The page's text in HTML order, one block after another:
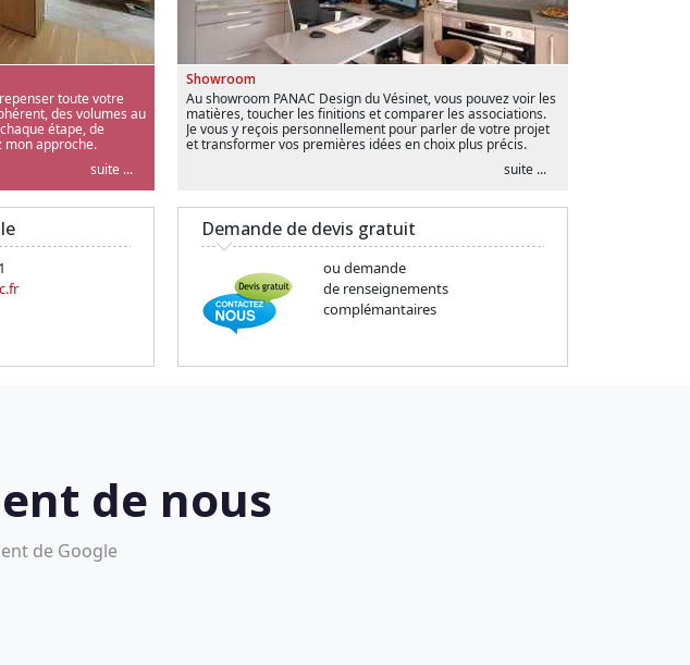
toute votre
des volumes au
étape, de
mon approche.
suite ...
Showroom
Au showroom PANAC Design du Vésinet, vous pouvez voir les
matières, toucher les finitions et comparer les associations.
Je vous y reçois personnellement pour parler de votre projet
et transformer vos premières idées en choix plus précis.
suite ...
Demande de devis gratuit
ou demande
de renseignements
complémantaires
de nous
de Google